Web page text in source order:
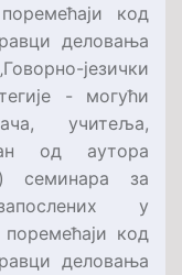
код
деловања
језички
- могући
учитеља,
од аутора
семинара за
у
код
деловања